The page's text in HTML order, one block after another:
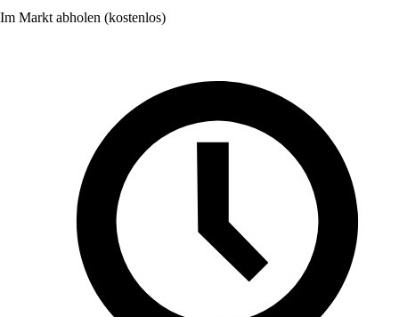
Im Markt abholen (kostenlos)